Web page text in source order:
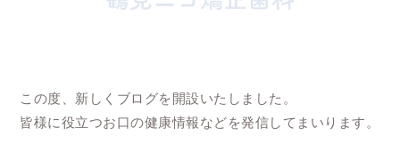
この度、新しくブログを開設いたしました。
皆様に役⽴つお⼝の健康情報などを発信してまいります。